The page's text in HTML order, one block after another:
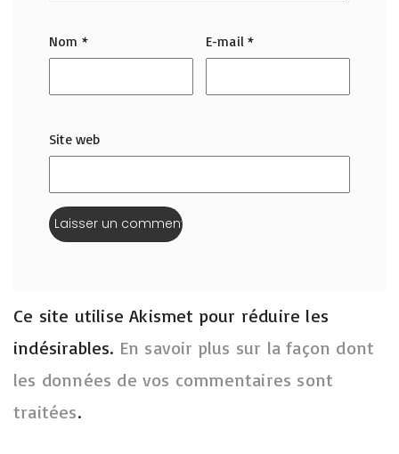
Nom * E-mail*
Site web
Ce site utilise Akismet pour réduire les
indésirables. En savoir plus sur la façon dont
les données de vos commentaires sont
traitées.